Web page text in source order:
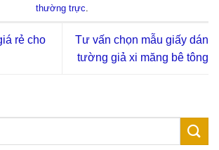
thường trực.
rẻ cho
Tư vấn chọn mẫu giấy dán
tường giả xi măng bê tông